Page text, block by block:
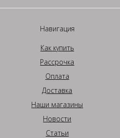
Навигация
Как купить
Рассрочка
Оплата
Доставка
Наши магазины
Новости
Статьи